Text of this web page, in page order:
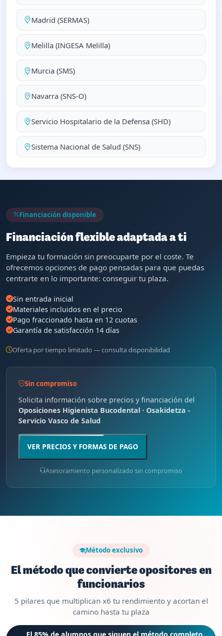
Madrid (SERMAS)
Melilla (INGESA Melilla)
Murcia (SMS)
Navarra (SNS-O)
Servicio Hospitalario de la Defensa (SHD)
Sistema Nacional de Salud (SNS)
Financiación disponible
Financiación flexible adaptada a ti
Empieza tu formación sin preocuparte por el coste. Te
ofrecemos opciones de pago pensadas para que puedas
centrarte en lo importante: conseguir tu plaza.
Sin entrada inicial
Materiales incluidos en el precio
Pago fraccionado hasta en 12 cuotas
Garantía de satisfacción 14 días
Oferta por tiempo limitado — consulta disponibilidad
Sin compromiso
Solicita información sobre precios y financiación del
Oposiciones Higienista Bucodental · Osakidetza -
Servicio Vasco de Salud
VER PRECIOS Y FORMAS DE PAGO
Asesoramiento personalizado sin compromiso
Método exclusivo
El método que convierte opositores en
funcionarios
5 pilares que multiplican x6 tu rendimiento y acortan el
camino hasta tu plaza